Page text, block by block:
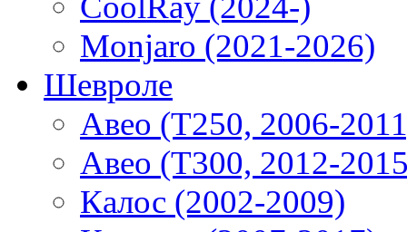
Monjaro (2021-2026)
Шевроле
Авео (T250, 2006-
Авео (T300, 2012-
Калос (2002-2009)